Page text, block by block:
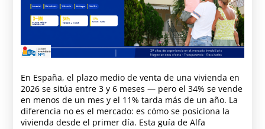
En España, el plazo medio de venta de una vivienda en
2026 se sitúa entre 3 y 6 meses — pero el 34% se vende
en menos de un mes y el 11% tarda más de un año. La
diferencia no es el mercado: es cómo se posiciona la
vivienda desde el primer día. Esta guía de Alfa